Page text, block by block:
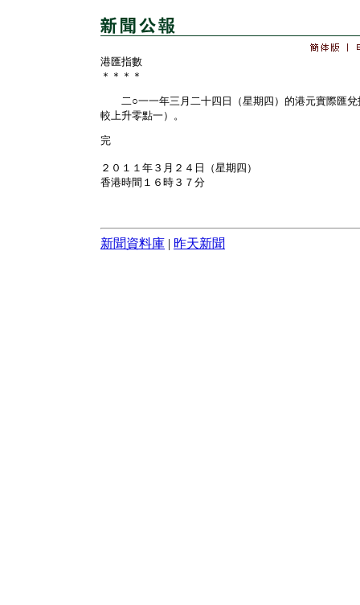
港匯指數
＊＊＊＊
二○一一年三月二十四日（星期四）的港元實際匯兌
較上升零點一）。
完
２０１１年３月２４日（星期四）
香港時間１６時３７分
新聞資料庫 | 昨天新聞